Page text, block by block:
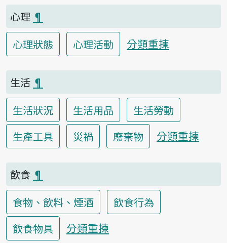
心理 ¶
心理狀態
心理活動 分類重揀
生活 ¶
生活狀況
生活用品
生活勞動
生產工具
災禍 廢棄物 分類重揀
飲食 ¶
食物、飲料、煙酒
飲食行為
飲食物具
分類重揀